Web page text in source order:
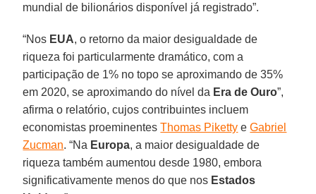
mundial de bilionários disponível já registrado”.
“Nos EUA, o retorno da maior desigualdade de
riqueza foi particularmente dramático, com a
participação de 1% no topo se aproximando de 35%
em 2020, se aproximando do nível da Era de Ouro”,
afirma o relatório, cujos contribuintes incluem
economistas proeminentesThomas Piketty e Gabriel
Zucman. “Na Europa, a maior desigualdade de
riqueza também aumentou desde 1980, embora
significativamente menos do que nos Estados